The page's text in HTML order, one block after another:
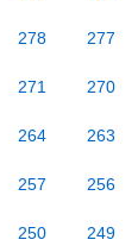
278 277
271 270
264 263
257 256
250 249